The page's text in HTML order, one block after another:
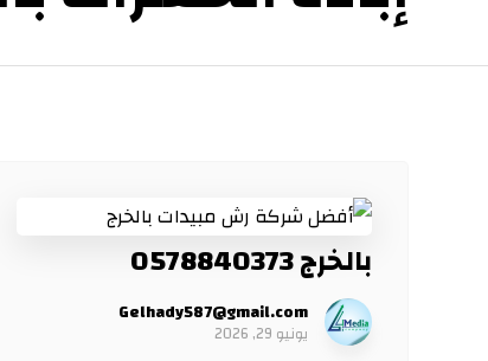
بالخرج 0578840373
Gelhady587@gmail.com
يونيو 29, 2026